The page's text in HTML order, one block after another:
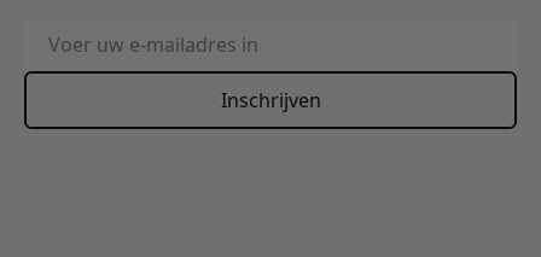
E-mailadres
Inschrijven